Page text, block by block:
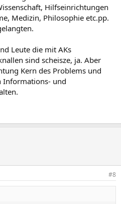
Hilfseinrichtungen
Medizin, Philosophie etc.pp.
Leute die mit AKs
sind scheisze, ja. Aber
Kern des Problems und
Informations- und
#8